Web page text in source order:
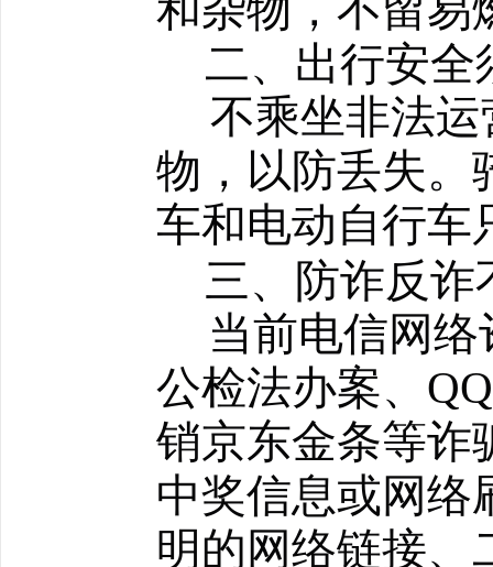
和杂物，不留易
二、出行安全
不乘坐非法
物，以防丢失。
车和电动 自行车
三、
防诈反诈
当前电信网
公检法办案、 QQ
销京东金条等诈
中奖信息或网络
明的网络链接、